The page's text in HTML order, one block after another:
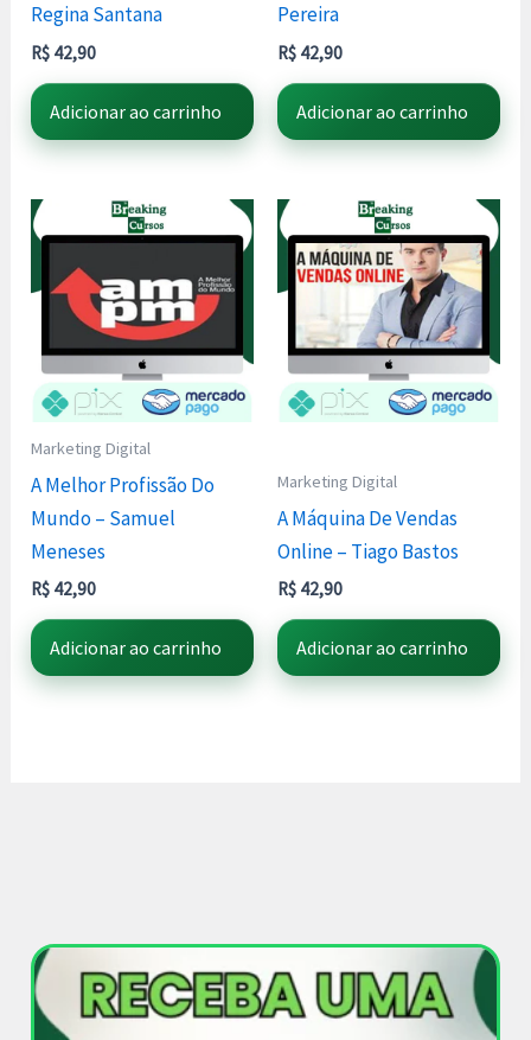
Regina Santana
R$ 42,90
Adicionar ao carrinho
Pereira
R$ 42,90
Adicionar ao carrinho
Marketing Digital
A Melhor Profissão Do
Mundo – Samuel
Meneses
R$ 42,90
Adicionar ao carrinho
Marketing Digital
A Máquina De Vendas
Online – Tiago Bastos
R$ 42,90
Adicionar ao carrinho